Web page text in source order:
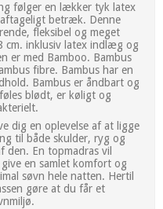
følger en lækker tyk latex
betræk. Denne
fleksibel og meget
cm. inklusiv latex indlæg og
er med Bamboo. Bambus
fibre. Bambus har en
Bambus er åndbart og
blødt, er køligt og
dig en oplevelse af at ligge
til både skulder, ryg og
den. En topmadras vil
en samlet komfort og
søvn hele natten. Hertil
gøre at du får et